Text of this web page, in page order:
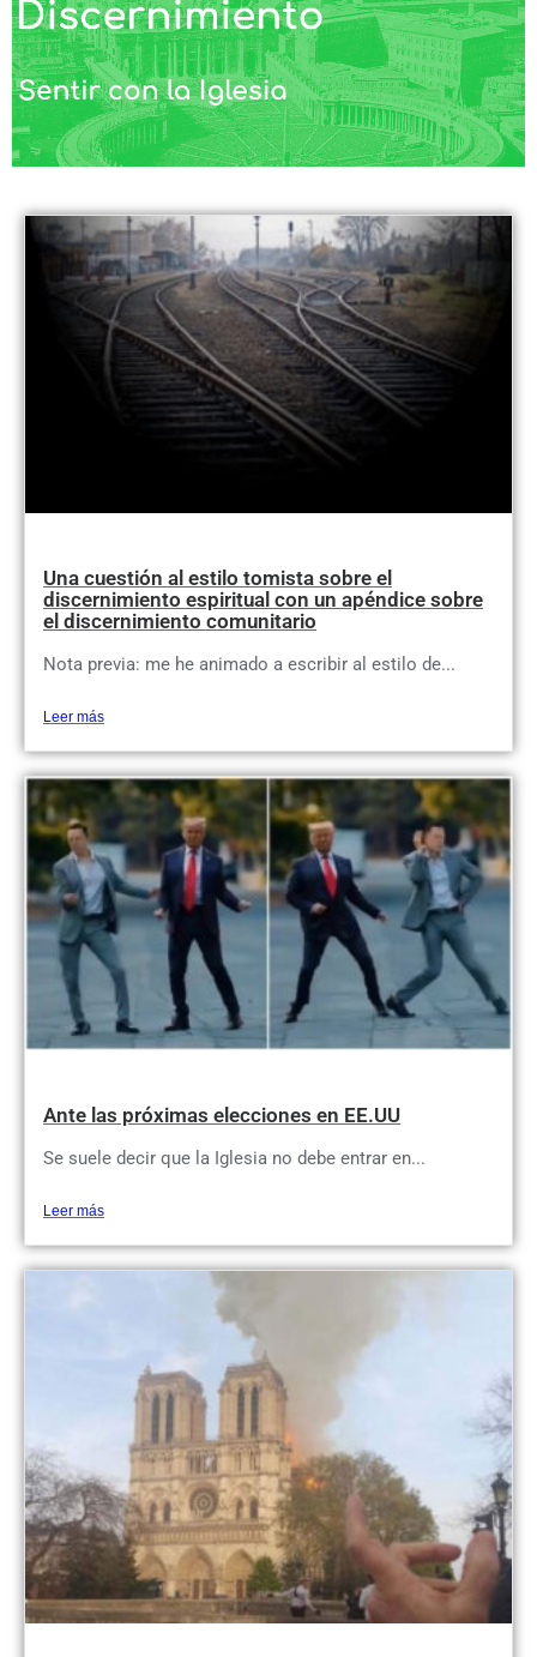
Una cuestión al estilo tomista sobre el
discernimiento espiritual con un apéndice sobre
el discernimiento comunitario
Nota previa: me he animado a escribir al estilo de...
Leer más
Ante las próximas elecciones en EE.UU
Se suele decir que la Iglesia no debe entrar en...
Leer más